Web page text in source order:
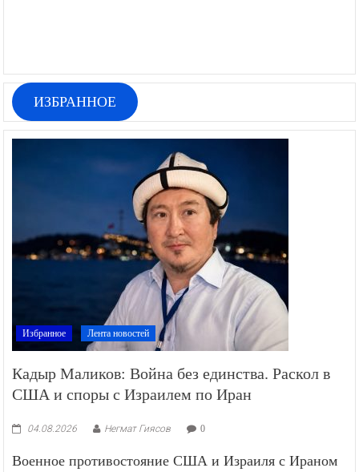
ИЗБРАННОЕ
Избранное Лента новостей
Кадыр Маликов: Война без единства. Раскол в
США и споры с Израилем по Иран
04.08.2026 Негмат Гиясов 0
Военное противостояние США и Израиля с Ираном